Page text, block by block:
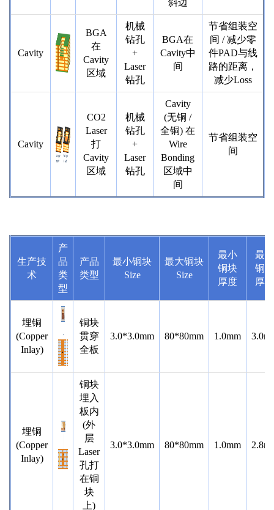
斜边
Cavity
BGA
在
Cavity
区域
机械
钻孔
+
Laser
钻孔
BGA在
Cavity中
间
节省组装空
间 / 减少零
件PAD与线
路的距离，
减少Loss
Cavity
CO2
Laser
打
Cavity
区域
机械
钻孔
+
Laser
钻孔
Cavity
(无铜 /
全铜) 在
Wire
Bonding
区域中
间
节省组装空
间
生产技
术
产
品
类
型
产品
类型
最小铜块
Size
最大铜块
Size
最小
铜块
厚度
最大
铜块
厚度
埋铜
(Copper
Inlay)
铜块
贯穿
全板
3.0*3.0mm 80*80mm 1.0mm
埋铜
(Copper
Inlay)
铜块
埋入
板内
(外
层
Laser
孔打
在铜
块
上)
3.0*3.0mm 80*80mm 1.0mm